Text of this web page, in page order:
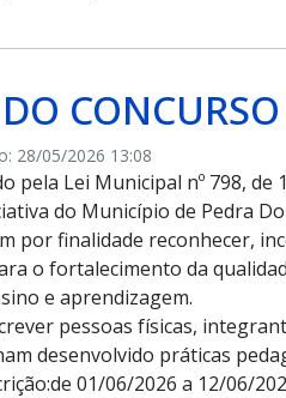
28/05/2026 13:08
pela Lei Municipal nº 798, de
do Município de Pedra
por finalidade reconhecer,
o fortalecimento da
e aprendizagem.
pessoas físicas,
desenvolvido práticas
de 01/06/2026 a 12/06/